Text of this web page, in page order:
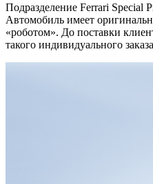
Подразделение Ferrari Special
Автомобиль имеет
«роботом». До поставки
такого индивидуального